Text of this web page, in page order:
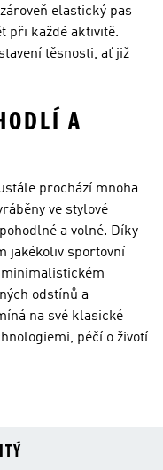
elastický pas
při každé aktivitě.
těsnosti, ať již
A
prochází mnoha
ve stylové
a volné. Díky
jakékoliv sportovní
minimalistickém
odstínů a
na své klasické
péčí o životí